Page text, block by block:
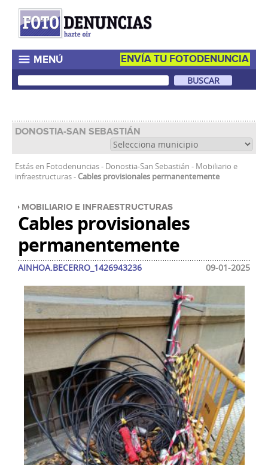
ENVÍA TU FOTODENUNCIA
MENÚ
DONOSTIA-SAN SEBASTIÁN
Estás en Fotodenuncias- Donostia-San Sebastián - Mobiliario e
infraestructuras- Cables provisionales permanentemente
MOBILIARIO E INFRAESTRUCTURAS
Cables provisionales
permanentemente
AINHOA.BECERRO_1426943236 09-01-2025